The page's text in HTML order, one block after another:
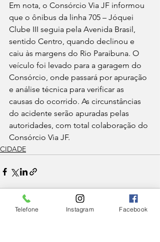
Em nota, o Consórcio Via JF informou
que o ônibus da linha 705 – Jóquei
Clube III seguia pela Avenida Brasil,
sentido Centro, quando declinou e
caiu às margens do Rio Paraibuna. O
veículo foi levado para a garagem do
Consórcio, onde passará por apuração
e análise técnica para verificar as
causas do ocorrido. As circunstâncias
do acidente serão apuradas pelas
autoridades, com total colaboração do
Consórcio Via JF.
CIDADE
Telefone Instagram Facebook